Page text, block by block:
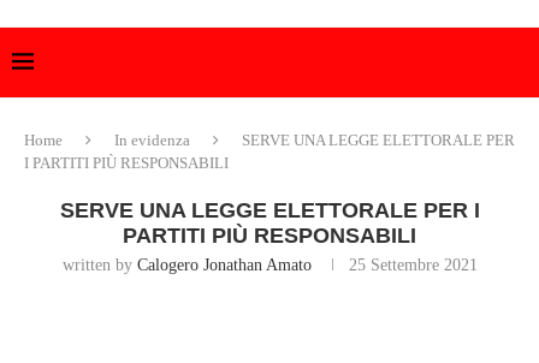
Home In evidenza
SERVE UNA LEGGE ELETTORALE PER
I PARTITI PIÙ RESPONSABILI
SERVE UNA LEGGE ELETTORALE PER I
PARTITI PIÙ RESPONSABILI
written by Calogero Jonathan Amato 25 Settembre 2021